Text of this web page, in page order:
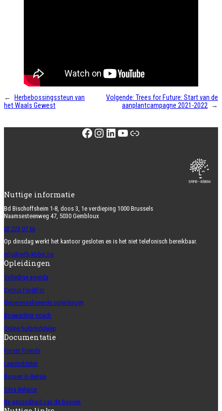
←
Herbebossingssteun van
het Waals Gewest
Volgende: Trees for Future: Start van de
aanplantcampagne 2021-2022
→
Facebook
Instagram
LinkedIn
YouTube
Link
Nuttige informatie
Bd Bischoffsheim 1-8, doos 3, 1e verdieping 1000 Brussels
Naamsesteenweg 47, 5030 Gembloux
02 223 07 66
Op dinsdag werkt het kantoor gesloten en is het niet telefonisch bereikbaar.
info@srfb-kbbm.be
Opleidingen
Volledige agenda
Cyclus ForêtFor
Gepersonaliseerde opleidingen
Boswachter coach
Online hulpmiddelen
Documentatie
Forest Friends
Leermiddelen
Bossen in België
Silva Belgica
De gezondheid van de bossen